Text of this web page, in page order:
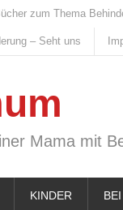
zum Thema
– Seht uns
Mama mit
KINDER